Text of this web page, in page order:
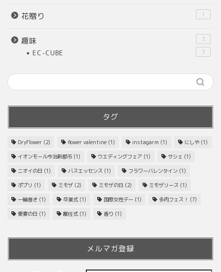
花贈り 1
趣味 3
EC-CUBE 3
タグ
DryFlower (2) flower valentine (1) instagarm (1) にしや (1)
イオンモール今治新都市 (1) ウエディングフェア (1) サシェ (1)
ニオイの日 (1) バスエッセンス (1) フラワーバレンタイン (1)
ポプリ (1) ミモザ (2) ミモザの日 (2) ミモザリース (1)
一輪巻き (1) 卒業式(1) 国際女性デー (1) 多肉フェス！ (7)
愛妻の日 (1) 離任式(1) 香り (1)
メルマガ登録